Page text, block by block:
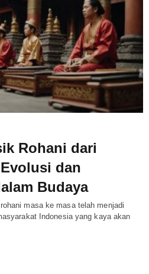
Rohani dari
dan
Budaya
masa ke masa telah menjadi
Indonesia yang kaya akan